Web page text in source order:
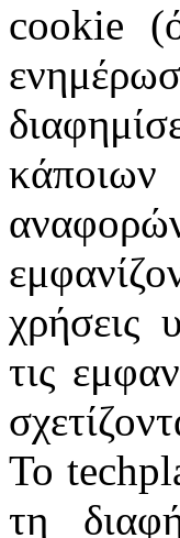
cookie
κάποιων
χρήσεις
τις
To
τη